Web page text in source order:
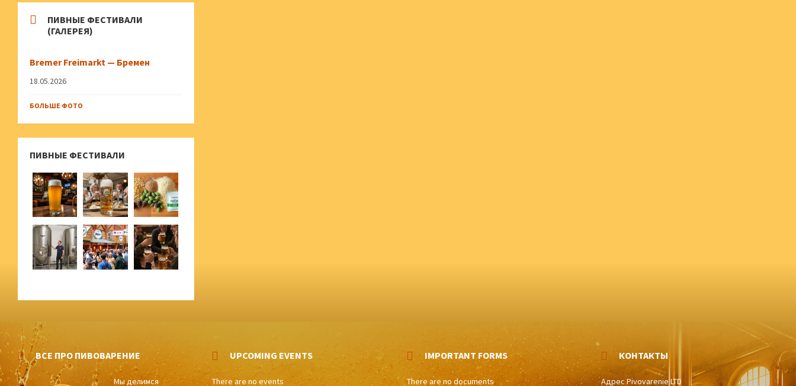
ПИВНЫЕ ФЕСТИВАЛИ
(ГАЛЕРЕЯ)
Bremer Freimarkt — Бремен
18.05.2026
БОЛЬШЕ ФОТО
ПИВНЫЕ ФЕСТИВАЛИ
ВСЕ ПРО ПИВОВАРЕНИЕ
Мы делимся
UPCOMING EVENTS
There are no events
IMPORTANT FORMS
There are no documents
КОНТАКТЫ
Адрес Pivovarenie LTD